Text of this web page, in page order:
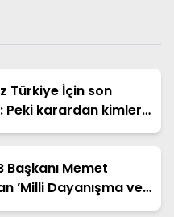
Türkiye İçin son
Peki karardan kimler
Başkanı Memet
’Milli Dayanışma ve
Bütünleşme’ kanun